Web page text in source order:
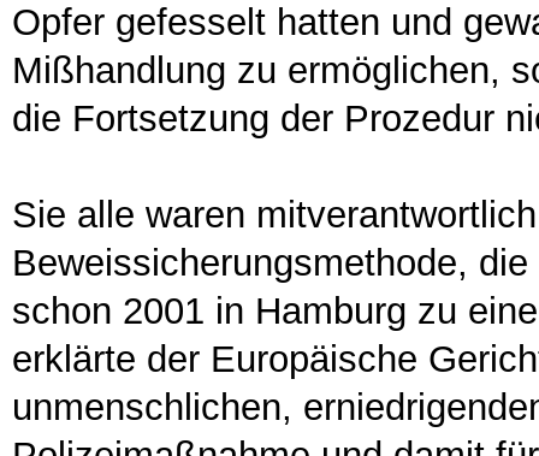
Opfer gefesselt hatten und
Mißhandlung zu ermöglichen,
die Fortsetzung der Prozedur
Sie alle waren
Beweissicherungsmethode,
schon 2001 in Hamburg zu
erklärte der Europäische
unmenschlichen,